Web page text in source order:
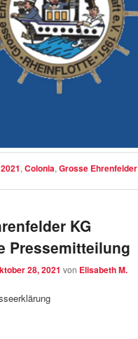
2021,Colonia,Grosse Ehrenfelder
KG
Pressemitteilung
28, 2021 von Elisabeth M.